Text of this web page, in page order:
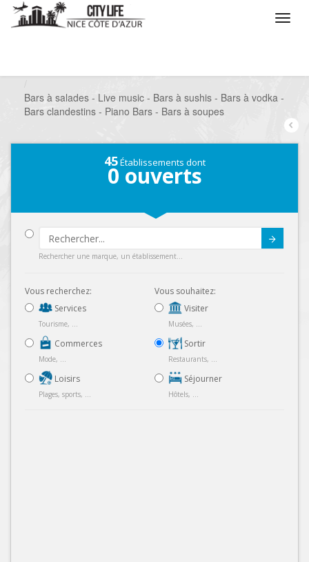
Bars à salades - Live music - Bars à sushis - Bars à vodka -
Bars clandestins - Piano Bars - Bars à soupes
45Établissements dont
0 ouverts
Rechercher une marque, un établissement...
Vous recherchez:
Services
Tourisme, ...
Commerces
Mode, ...
Loisirs
Plages, sports, ...
Vous souhaitez:
Visiter
Musées, ...
Sortir
Restaurants, ...
Séjourner
Hôtels, ...